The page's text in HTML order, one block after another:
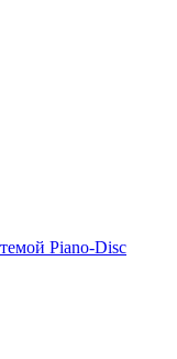
Piano-Disc